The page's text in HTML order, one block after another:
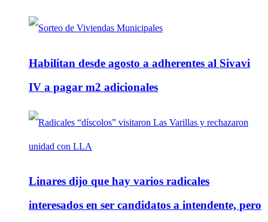
Habilitan desde agosto a adherentes al Sivavi
IV a pagar m2 adicionales
Linares dijo que hay varios radicales
interesados en ser candidatos a intendente, pero